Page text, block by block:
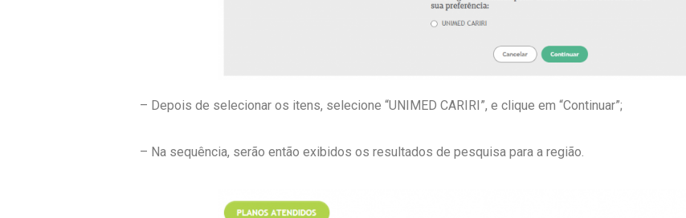
– Depois de selecionar os itens, selecione “UNIMED CARIRI”, e clique em “Continuar”;
– Na sequência, serão então exibidos os resultados de pesquisa para a região.